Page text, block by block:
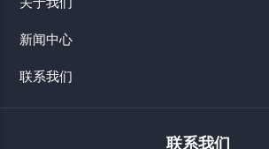
新闻中心
联系我们
联系我们